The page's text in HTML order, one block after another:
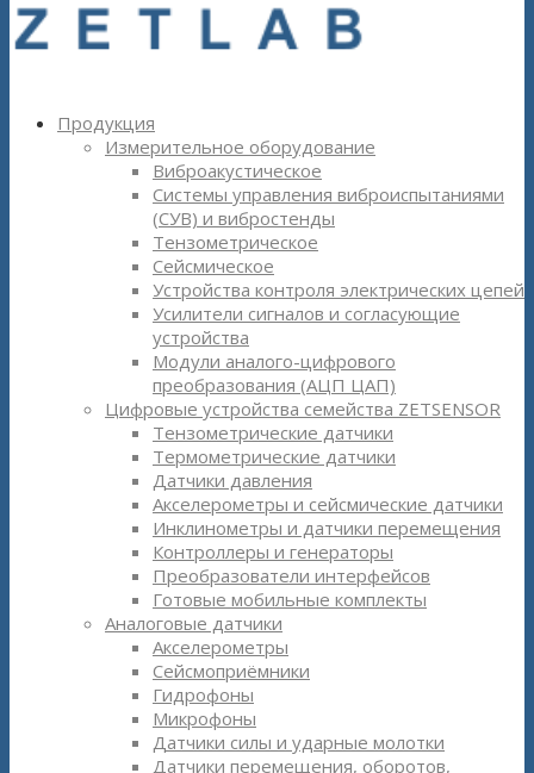
Продукция
Измерительное оборудование
Виброакустическое
Системы управления виброиспытаниями
(СУВ) и вибростенды
Тензометрическое
Сейсмическое
Устройства контроля электрических цепей
Усилители сигналов и согласующие
устройства
Модули аналого-цифрового
преобразования (АЦП ЦАП)
Цифровые устройства семейства ZETSENSOR
Тензометрические датчики
Термометрические датчики
Датчики давления
Акселерометры и сейсмические датчики
Инклинометры и датчики перемещения
Контроллеры и генераторы
Преобразователи интерфейсов
Готовые мобильные комплекты
Аналоговые датчики
Акселерометры
Сейсмоприёмники
Гидрофоны
Микрофоны
Датчики силы и ударные молотки
Датчики перемещения, оборотов,